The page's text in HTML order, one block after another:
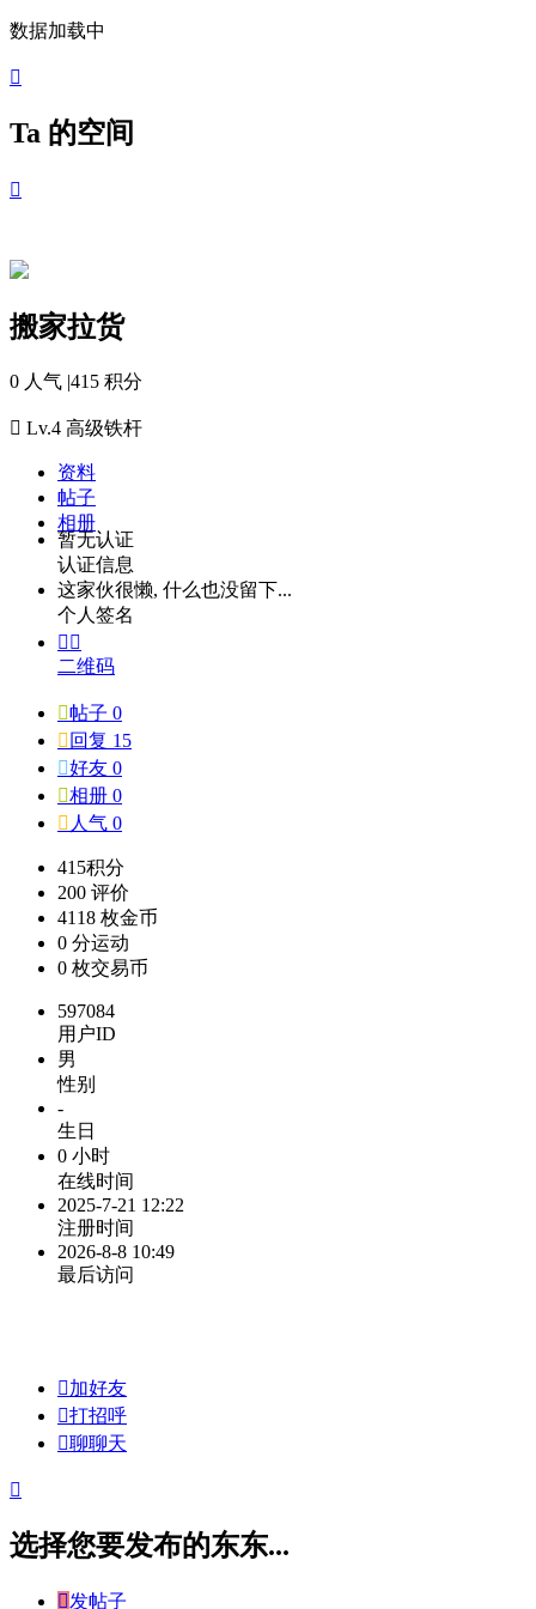
数据加载中

Ta 的空间

搬家拉货
0 人气 |415 积分
 Lv.4 高级铁杆
资料
帖子
相册
暂无认证
认证信息
这家伙很懒, 什么也没留下...
个人签名
 
二维码
帖子 0
 回复 15
好友 0
相册 0
 人气 0
415积分
200 评价
4118 枚金币
0 分运动
0 枚交易币
597084
用户ID
男
性别
-
生日
0 小时
在线时间
2025-7-21 12:22
注册时间
2026-8-8 10:49
最后访问
加好友
打招呼
聊聊天

选择您要发布的东东...
发帖子